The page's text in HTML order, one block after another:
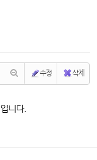
수정 삭제
입니다.